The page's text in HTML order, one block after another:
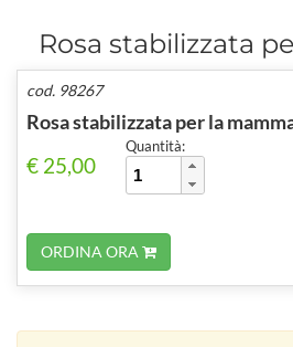
Rosa stabilizzata
cod. 98267
Rosa stabilizzata per la
€ 25,00
Quantità:
ORDINA ORA